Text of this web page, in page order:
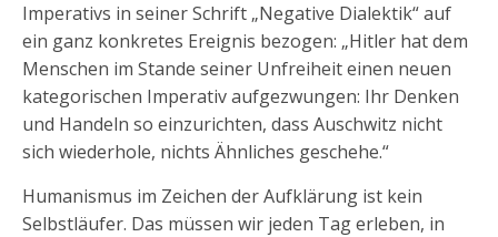
Imperativs in seiner Schrift „Negative Dialektik“ auf
ein ganz konkretes Ereignis bezogen: „Hitler hat dem
Menschen im Stande seiner Unfreiheit einen neuen
kategorischen Imperativ aufgezwungen: Ihr Denken
und Handeln so einzurichten, dass Auschwitz nicht
sich wiederhole, nichts Ähnliches geschehe.“
Humanismus im Zeichen der Aufklärung ist kein
Selbstläufer. Das müssen wir jeden Tag erleben, in